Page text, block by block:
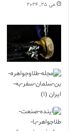
می 25, 2024